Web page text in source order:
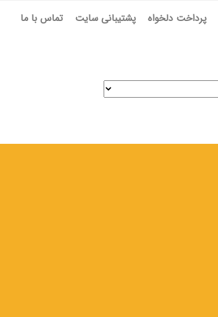
پرداخت دلخواه پشتیبانی سایت تماس با ما